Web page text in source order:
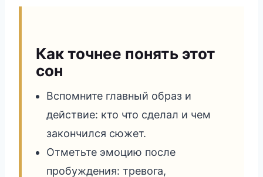
Как точнее понять этот
сон
Вспомните главный образ и
действие: кто что сделал и чем
закончился сюжет.
Отметьте эмоцию после
пробуждения: тревога,